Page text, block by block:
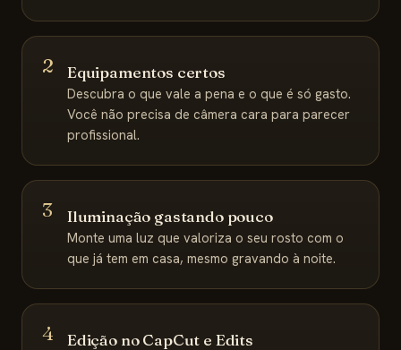
2 Equipamentos certos
Descubra o que vale a pena e o que é só gasto.
Você não precisa de câmera cara para parecer
profissional.
3 Iluminação gastando pouco
Monte uma luz que valoriza o seu rosto com o
que já tem em casa, mesmo gravando à noite.
4 Edição no CapCut e Edits